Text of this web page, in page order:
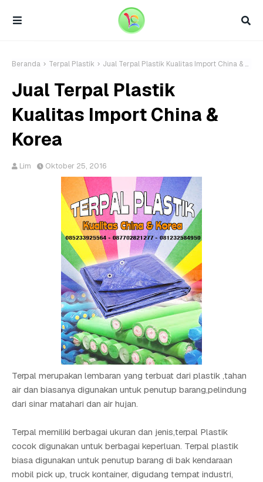
Beranda Terpal Plastik Jual Terpal Plastik Kualitas Import China & Korea
Jual Terpal Plastik
Kualitas Import China &
Korea
Lim Oktober 25, 2016
Terpal merupakan lembaran yang terbuat dari plastik ,tahan
air dan biasanya digunakan untuk penutup barang,pelindung
dari sinar matahari dan air hujan.
Terpal memiliki berbagai ukuran dan jenis,terpal Plastik
cocok digunakan untuk berbagai keperluan. Terpal plastik
biasa digunakan untuk penutup barang di bak kendaraan
mobil pick up, truck kontainer, digudang tempat industri,